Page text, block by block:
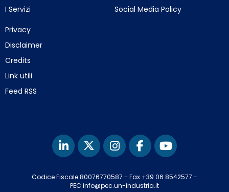
I Servizi
Social Media Policy
Privacy
Disclaimer
Credits
Link utili
Feed RSS
Codice Fiscale 80076770587 - Fax +39 06 8542577 -
PEC info@pec.un-industria.it